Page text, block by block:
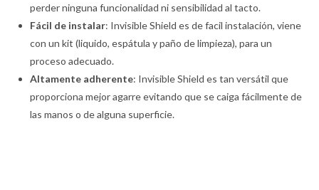
perder ninguna funcionalidad ni sensibilidad al tacto.
Fácil de instalar: Invisible Shield es de facil instalación, viene
con un kit (liquido, espátula y paño de limpieza), para un
proceso adecuado.
Altamente adherente: Invisible Shield es tan versátil que
proporciona mejor agarre evitando que se caiga fácilmente de
las manos o de alguna superficie.